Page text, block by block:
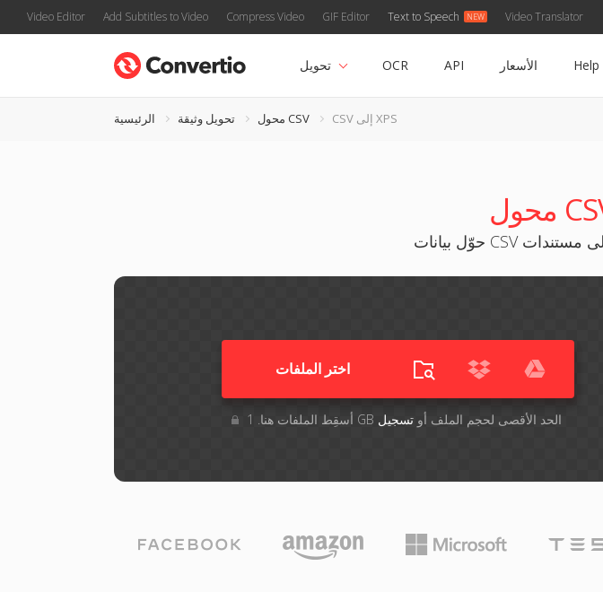
Video Editor Add Subtitles to Video Compress Video GIF Editor Text to Speech Video Translator
تحويل OCR API الأسعار Help
الرئيسية تحويل وثيقة محول CSV CSV إلى XPS
اختر الملفات
أسقِط الملفات هنا. 1 GB الحد الأقصى لحجم الملف أوتسجيل